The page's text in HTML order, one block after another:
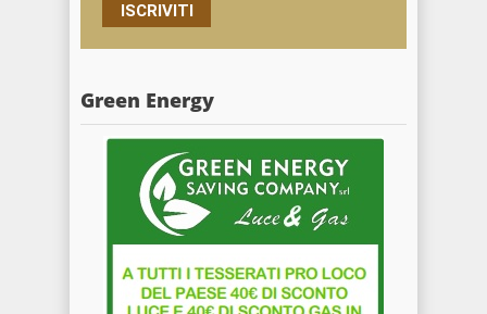
ISCRIVITI
Green Energy